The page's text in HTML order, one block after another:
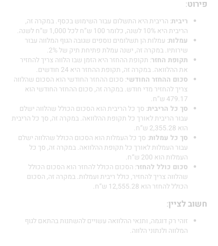
: הריבית היא התשלום עבור השימוש בכסף. במקרה זה,
הריבית היא 10% לשנה, כלומר 100 ש”ח לכל 1,000 ש”ח לשנה.
: עמלות הן תשלומים נוספים שגובה הגוף המלווה עבור
שירותיו. במקרה זה, ישנה עמלת פתיחת תיק של 2%.
תקופת החזר: תקופת ההחזר היא הזמן שבו הלווה צריך להחזיר
את ההלוואה. במקרה זה, תקופת ההחזר היא 24 חודשים.
סכום ההחזר החודשי: סכום ההחזר החודשי הוא הסכום שהלווה
צריך להחזיר מדי חודש. במקרה זה, סכום ההחזר החודשי הוא
סך כל הריבית: סך כל הריבית הוא הסכום הכולל שהלווה ישלם
עבור הריבית לאורך כל תקופת ההלוואה. במקרה זה, סך כל הריבית
סך כל עמלות : סך כל העמלות הוא הסכום הכולל שהלווה ישלם
עבור העמלות לאורך כל תקופת ההלוואה. במקרה זה, סך כל
העמלות הוא 200 ש”ח.
סכום כולל להחזר: הסכום הכולל להחזר הוא הסכום הכולל
שהלווה צריך להחזיר, כולל ריבית ועמלות. במקרה זה, הסכום
הכולל להחזר הוא 12,555.28 ש”ח.
:
זוהי רק דוגמה, ותנאי ההלוואה עשויים להשתנות בהתאם לגוף
המלווה ולנתוני הלווה.